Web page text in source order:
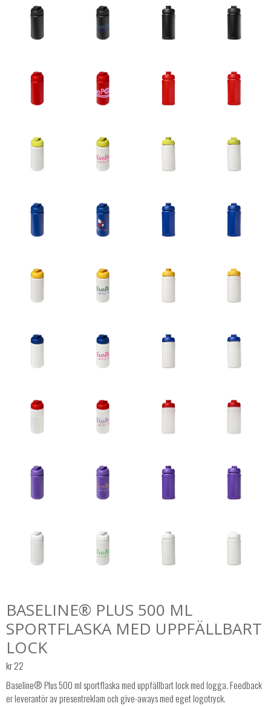
BASELINE® PLUS 500 ML
SPORTFLASKA MED UPPFÄLLBART
LOCK
kr22
Baseline® Plus 500 ml sportflaska med uppfällbart lock med logga. Feedback
er leverantör av presentreklam och give-aways med eget logotryck.